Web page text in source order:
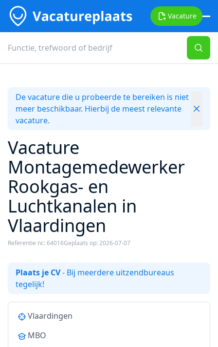
Vacature
De vacature die u probeerde te bereiken is niet
meer beschikbaar. Hierbij de meest relevante
vacature.
Vacature
Montagemedewerker
Rookgas- en
Luchtkanalen in
Vlaardingen
Referentie nr.: 64016Geplaats op: 2026-07-07
Plaats je CV- Bij meerdere uitzendbureaus
tegelijk!
Vlaardingen
MBO